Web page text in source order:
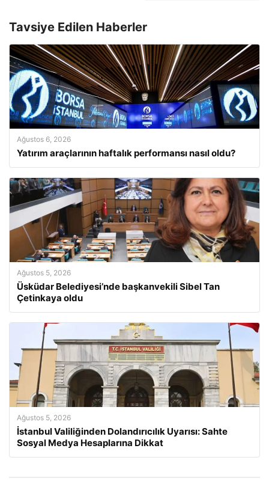
Tavsiye Edilen Haberler
Ağustos 6, 2026
Yatırım araçlarının haftalık performansı nasıl oldu?
Ağustos 5, 2026
Üsküdar Belediyesi’nde başkanvekili Sibel Tan
Çetinkaya oldu
Ağustos 5, 2026
İstanbul Valiliğinden Dolandırıcılık Uyarısı: Sahte
Sosyal Medya Hesaplarına Dikkat